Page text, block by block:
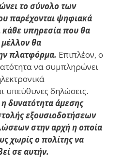
το σύνολο των
παρέχονται ψηφιακά
κάθε υπηρεσία που θα
μέλλον θα
πλατφόρμα. Επιπλέον, ο
να συμπληρώνει
υπεύθυνες δηλώσεις.
δυνατότητα άμεσης
εξουσιοδοτήσεων
στην αρχή η οποία
χωρίς ο πολίτης να
σε αυτήν.